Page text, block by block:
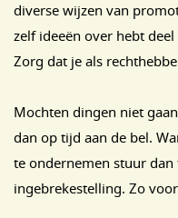
diverse wijzen van
zelf ideeën over hebt
Zorg dat je als
Mochten dingen niet
dan op tijd aan de bel.
te ondernemen stuur
ingebrekestelling. Zo